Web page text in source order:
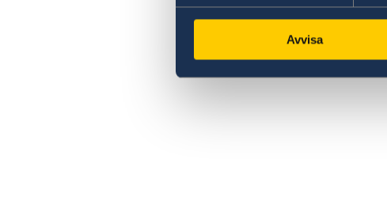
Avvisa